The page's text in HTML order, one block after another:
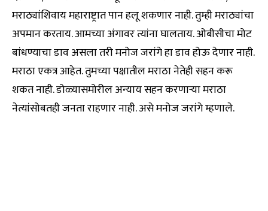
मराठ्यांशिवाय महाराष्ट्रात पान हलू शकणार नाही. तुम्ही मराठ्यांचा
अपमान करताय. आमच्या अंगावर त्यांना घालताय. ओबीसीचा मोट
बांधण्याचा डाव असला तरी मनोज जरांगे हा डाव होऊ देणार नाही.
मराठा एकत्र आहेत. तुमच्या पक्षातील मराठा नेतेही सहन करू
शकत नाही. डोळ्यासमोरील अन्याय सहन करणाऱ्या मराठा
नेत्यांसोबतही जनता राहणार नाही. असे मनोज जरांगे म्हणाले.